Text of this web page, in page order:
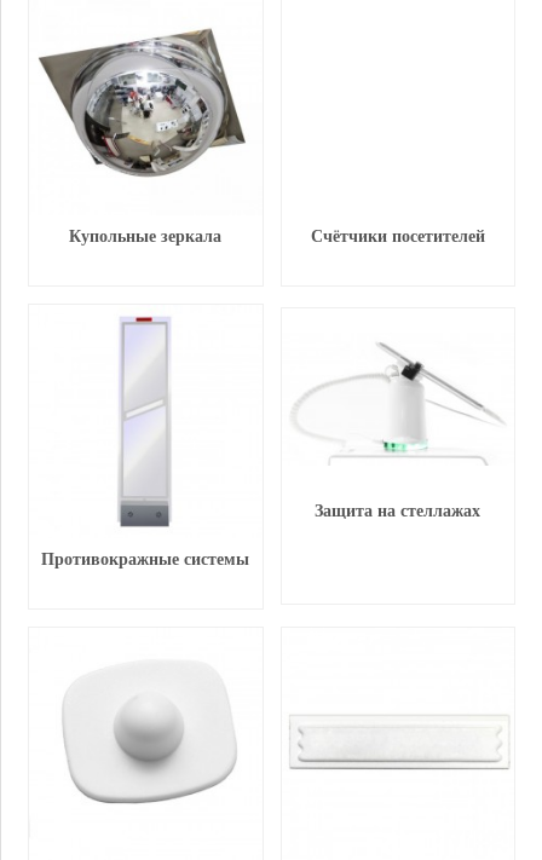
Купольные зеркала Счётчики посетителей
Противокражные системы
Защита на стеллажах